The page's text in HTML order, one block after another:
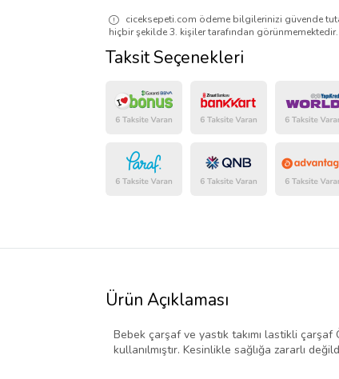
ciceksepeti.com ödeme bilgilerinizi güvende
hiçbir şekilde 3. kişiler tarafından görünmemektedir.
Taksit Seçenekleri
Ürün Açıklaması
Bebek çarşaf ve yastık takımı lastikli
kullanılmıştır. Kesinlikle sağlığa zararlı